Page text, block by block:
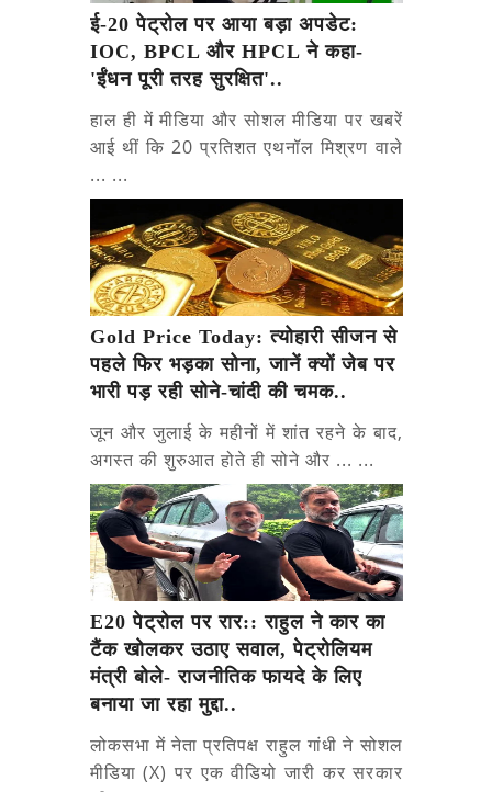
ई-20 पेट्रोल पर आया बड़ा अपडेट:
IOC, BPCL और HPCL ने कहा-
'ईंधन पूरी तरह सुरक्षित'..
हाल ही में मीडिया और सोशल मीडिया पर खबरें
आई थीं कि 20 प्रतिशत एथनॉल मिश्रण वाले
... ...
Gold Price Today: त्योहारी सीजन से
पहले फिर भड़का सोना, जानें क्यों जेब पर
भारी पड़ रही सोने-चांदी की चमक..
जून और जुलाई के महीनों में शांत रहने के बाद,
अगस्त की शुरुआत होते ही सोने और ... ...
E20 पेट्रोल पर रार:: राहुल ने कार का
टैंक खोलकर उठाए सवाल, पेट्रोलियम
मंत्री बोले- राजनीतिक फायदे के लिए
बनाया जा रहा मुद्दा..
लोकसभा में नेता प्रतिपक्ष राहुल गांधी ने सोशल
मीडिया (X) पर एक वीडियो जारी कर सरकार